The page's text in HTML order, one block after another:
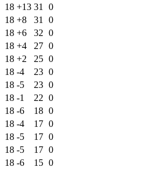
18 +13 31
0
18 +8 31
0
18 +6 32 0
18 +4 27 0
18 +2 25 0
18 -4 23 0
18 -5 23 0
18 -1 22 0
18 -6 18 0
18 -4 17 0
18 -5 17 0
18 -5 17 0
18 -6 15 0